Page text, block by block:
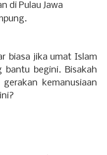
di Pulau Jawa
biasa jika umat Islam
bantu begini. Bisakah
kemanusiaan